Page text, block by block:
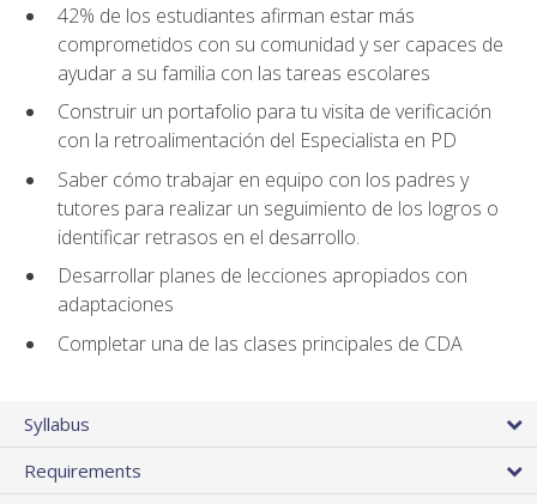
42% de los estudiantes afirman estar más
comprometidos con su comunidad y ser capaces de
ayudar a su familia con las tareas escolares
Construir un portafolio para tu visita de verificación
con la retroalimentación del Especialista en PD
Saber cómo trabajar en equipo con los padres y
tutores para realizar un seguimiento de los logros o
identificar retrasos en el desarrollo.
Desarrollar planes de lecciones apropiados con
adaptaciones
Completar una de las clases principales de CDA
Syllabus
Requirements